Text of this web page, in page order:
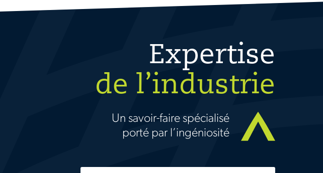
Expertise
de l’industrie
Un savoir-faire spécialisé
porté par l’ingéniosité